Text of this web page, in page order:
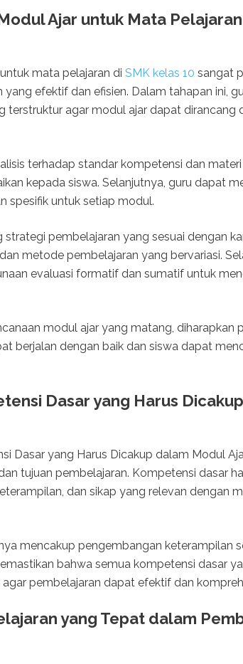
Ajar untuk Mata
mata pelajaran di SMK kelas 10 sangat
efektif dan efisien. Dalam tahapan ini,
terstruktur agar modul ajar dapat dirancang
terhadap standar kompetensi dan materi
kepada siswa. Selanjutnya, guru dapat
spesifik untuk setiap modul.
pembelajaran yang sesuai dengan
metode pembelajaran yang bervariasi.
evaluasi formatif dan sumatif untuk
modul ajar yang matang, diharapkan
berjalan dengan baik dan siswa dapat
Dasar yang Harus
Dasar yang Harus Dicakup dalam Modul
tujuan pembelajaran. Kompetensi dasar
dan sikap yang relevan dengan
mencakup pengembangan keterampilan
bahwa semua kompetensi dasar
pembelajaran dapat efektif dan
yang Tepat dalam